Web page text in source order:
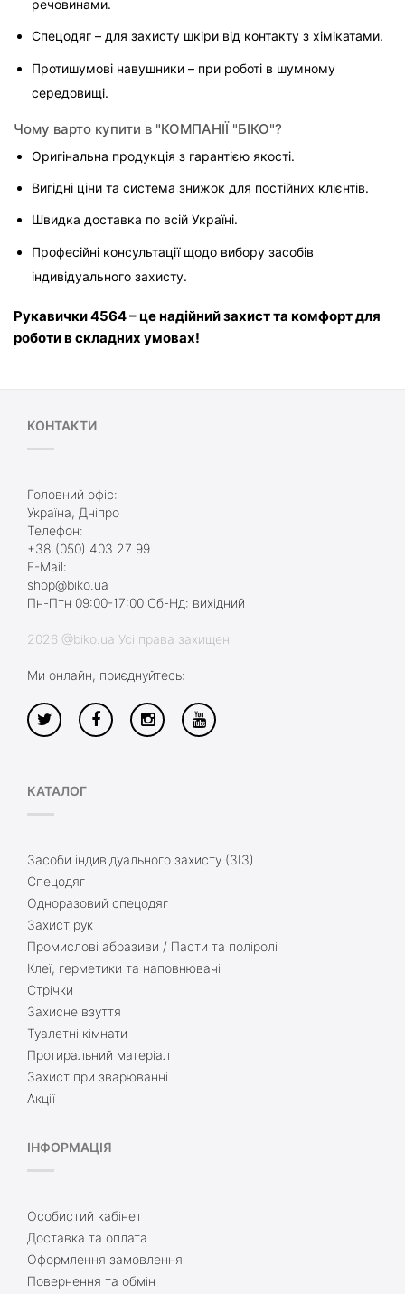
речовинами.
Спецодяг – для захисту шкіри від контакту з хімікатами.
Протишумові навушники – при роботі в шумному
середовищі.
Чому варто купити в "КОМПАНІЇ "БІКО"?
Оригінальна продукція з гарантією якості.
Вигідні ціни та система знижок для постійних клієнтів.
Швидка доставка по всій Україні.
Професійні консультації щодо вибору засобів
індивідуального захисту.
Рукавички 4564 – це надійний захист та комфорт для
роботи в складних умовах!
КОНТАКТИ
Головний офіс:
Україна, Дніпро
Телефон:
+38 (050) 403 27 99
E-Mail:
shop@biko.ua
Пн-Птн 09:00-17:00 Сб-Нд: вихідний
2026 @biko.ua Усі права захищені
Ми онлайн, приєднуйтесь:
КАТАЛОГ
Засоби індивідуального захисту (ЗІЗ)
Спецодяг
Одноразовий спецодяг
Захист рук
Промислові абразиви / Пасти та поліролі
Клеї, герметики та наповнювачі
Стрічки
Захисне взуття
Туалетні кімнати
Протиральний матеріал
Захист при зварюванні
Акції
ІНФОРМАЦІЯ
Особистий кабінет
Доставка та оплата
Оформлення замовлення
Повернення та обмін